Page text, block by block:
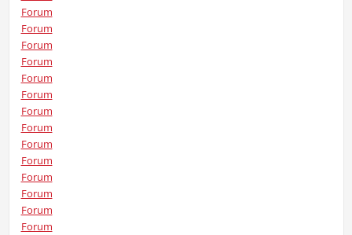
Forum
Forum
Forum
Forum
Forum
Forum
Forum
Forum
Forum
Forum
Forum
Forum
Forum
Forum